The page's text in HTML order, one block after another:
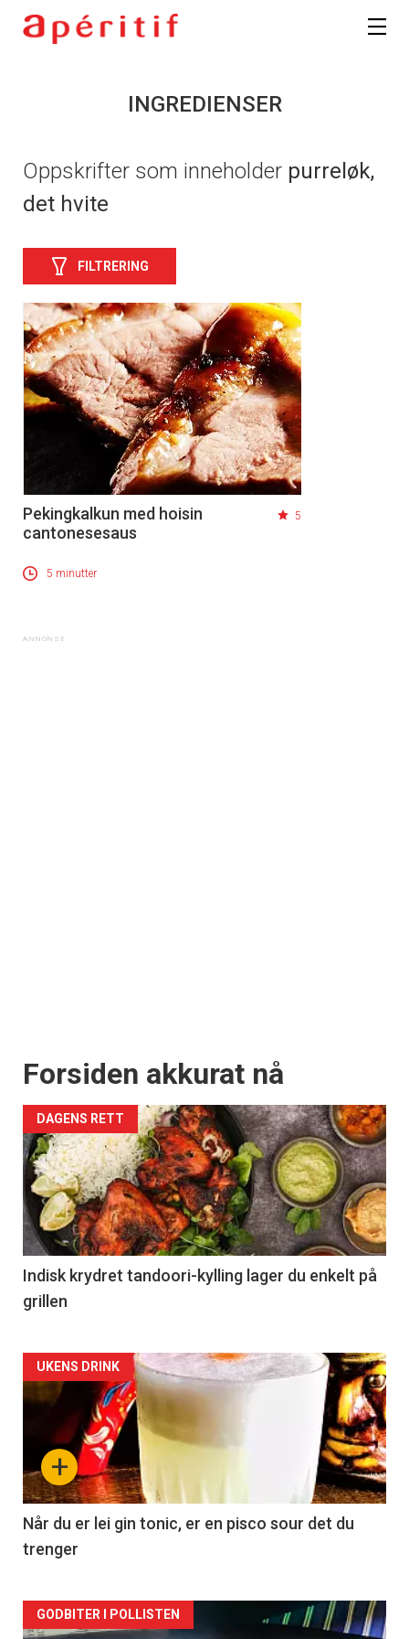
INGREDIENSER
Oppskrifter som inneholder purreløk,
det hvite
FILTRERING
Pekingkalkun med hoisin
cantonesesaus
5
5 minutter
Forsiden akkurat nå
DAGENS RETT
Indisk krydret tandoori-kylling lager du enkelt på
grillen
Forsiden
akkurat
nå
-
2
+
UKENS DRINK
Når du er lei gin tonic, er en pisco sour det du
trenger
Forsiden
GODBITER I POLLISTEN